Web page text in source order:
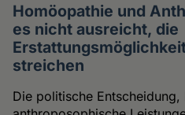
Homöopathie und
es nicht ausreicht, die
streichen
Die politische